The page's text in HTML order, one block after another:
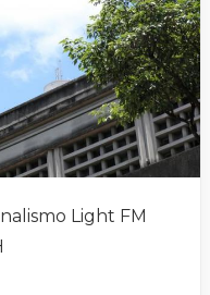
Light FM